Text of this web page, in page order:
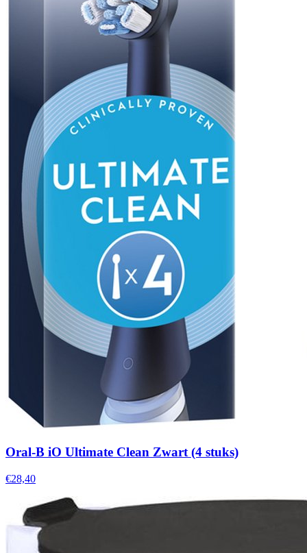
Oral-B iO Ultimate Clean Zwart (4 stuks)
€28,40